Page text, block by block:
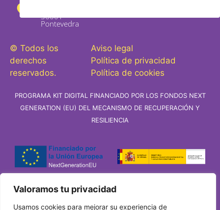
Valoramos tu privacidad
Usamos cookies para mejorar su experiencia de
36001 -
Pontevedra
© Todos los
derechos
reservados.
Aviso legal
Política de privacidad
Política de cookies
PROGRAMA KIT DIGITAL FINANCIADO POR LOS FONDOS NEXT
GENERATION (EU) DEL MECANISMO DE RECUPERACIÓN Y
RESILIENCIA